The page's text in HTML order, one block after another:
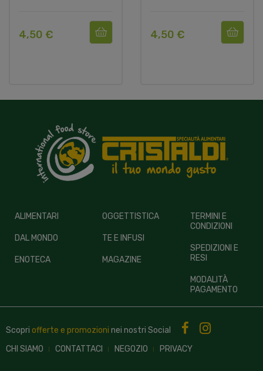
4,50 € 4,50 €
ALIMENTARI
DAL MONDO
ENOTECA
OGGETTISTICA
TE E INFUSI
MAGAZINE
TERMINI E
CONDIZIONI
SPEDIZIONI E
RESI
MODALITÀ
PAGAMENTO
Scopri offerte e promozioni nei nostri Social
CHI SIAMO
CONTATTACI NEGOZIO PRIVACY